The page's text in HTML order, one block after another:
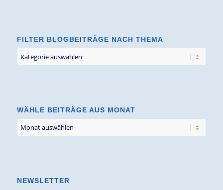
FILTER BLOGBEITRÄGE NACH THEMA
Blogbeiträge
WÄHLE BEITRÄGE AUS MONAT
NEWSLETTER